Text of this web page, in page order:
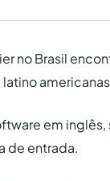
no Brasil
em
de entrada.